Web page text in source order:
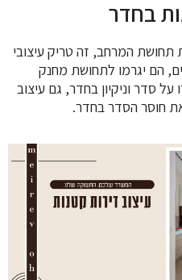
בחדר
המרחב, זה טריק עיצובי
הם יגרמו לתחושת מחנק
סדר וניקיון בחדר, גם עיצוב
חוסר הסדר בחדר.